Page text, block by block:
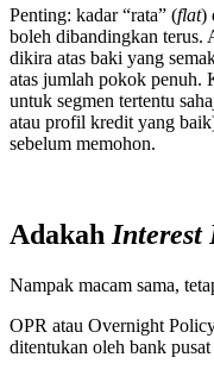
Penting: kadar “rata” (flat)
boleh dibandingkan
dikira atas baki yang
atas jumlah pokok penuh.
untuk segmen tertentu
atau profil kredit yang
sebelum memohon.
Adakah Interest
Nampak macam sama,
OPR atau Overnight
ditentukan oleh bank